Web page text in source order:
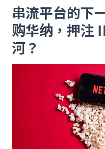
串流平台的下
购华纳，押注
河？